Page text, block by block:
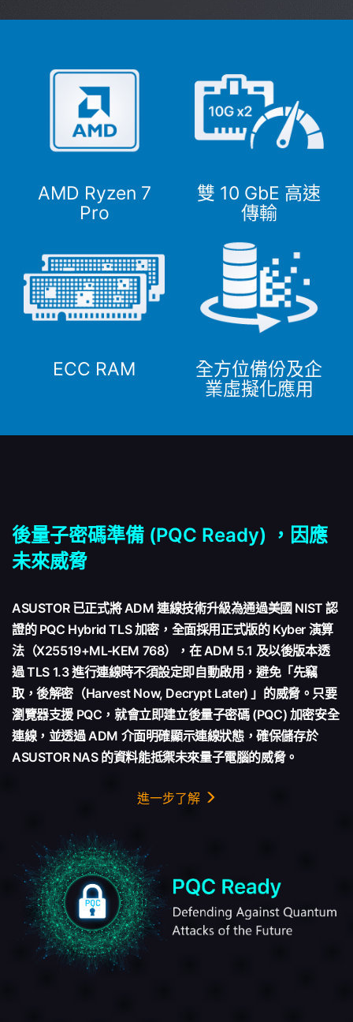
AMD Ryzen 7
Pro
雙 10 GbE 高速
傳輸
ECC RAM
全方位備份及企
業虛擬化應用
後量子密碼準備 (PQC Ready) ，因應
未來威脅
ASUSTOR 已正式將 ADM 連線技術升級為通過美國 NIST 認
證的 PQC Hybrid TLS 加密，全面採用正式版的 Kyber 演算
法（X25519+ML-KEM 768），在 ADM 5.1 及以後版本透
過 TLS 1.3 進行連線時不須設定即自動啟用，避免「先竊
取，後解密（Harvest Now, Decrypt Later) 」的威脅。只要
瀏覽器支援 PQC，就會立即建立後量子密碼 (PQC) 加密安全
連線，並透過 ADM 介面明確顯示連線狀態，確保儲存於
ASUSTOR NAS 的資料能抵禦未來量子電腦的威脅。
進一步了解